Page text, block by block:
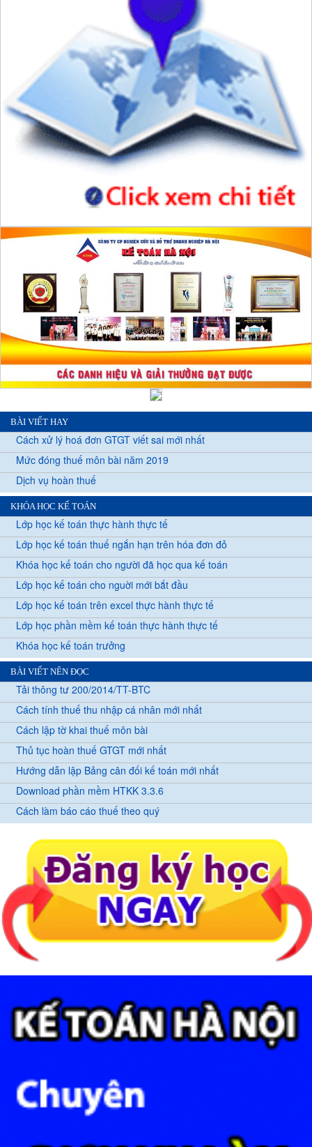
BÀI VIẾT HAY
Cách xử lý hoá đơn GTGT viết sai mới nhất
Mức đóng thuế môn bài năm 2019
Dịch vụ hoàn thuế
KHÓA HỌC KẾ TOÁN
Lớp học kế toán thực hành thực tế
Lớp học kế toán thuế ngắn hạn trên hóa đơn đỏ
Khóa học kế toán cho người đã học qua kế toán
Lớp học kế toán cho nguời mới bắt đầu
Lớp học kế toán trên excel thực hành thực tế
Lớp học phần mềm kế toán thực hành thực tế
Khóa học kế toán trưởng
BÀI VIẾT NÊN ĐỌC
Tải thông tư 200/2014/TT-BTC
Cách tính thuế thu nhập cá nhân mới nhất
Cách lập tờ khai thuế môn bài
Thủ tục hoàn thuế GTGT mới nhất
Hướng dẫn lập Bảng cân đối kế toán mới nhất
Download phần mềm HTKK 3.3.6
Cách làm báo cáo thuế theo quý